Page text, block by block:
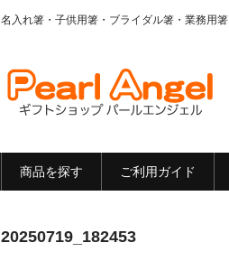
名入れ箸・子供用箸・ブライダル箸・業務用箸
商品を探す ご利用ガイド
20250719_182453